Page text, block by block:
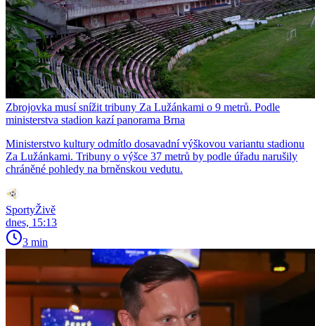
Zbrojovka musí snížit tribuny Za Lužánkami o 9 metrů. Podle
ministerstva stadion kazí panorama Brna
Ministerstvo kultury odmítlo dosavadní výškovou variantu stadionu
Za Lužánkami. Tribuny o výšce 37 metrů by podle úřadu narušily
chráněné pohledy na brněnskou vedutu.
SportyŽivě
dnes, 15:13
3 min